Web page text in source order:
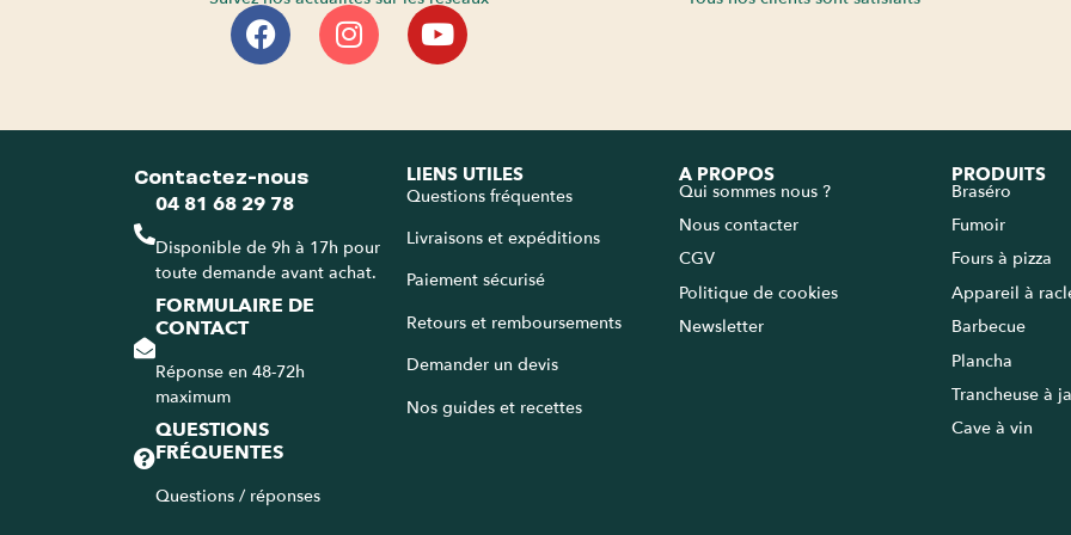
Contactez-nous
04 81 68 29 78
Disponible de 9h à 17h pour
toute demande avant achat.
FORMULAIRE DE
CONTACT
Réponse en 48-72h
maximum
QUESTIONS
FRÉQUENTES
Questions / réponses
LIENS UTILES
Questions fréquentes
Livraisons et expéditions
Paiement sécurisé
Retours et remboursements
Demander un devis
Nos guides et recettes
A PROPOS
Qui sommes nous ?
Nous contacter
CGV
Politique de cookies
Newsletter
PRODUITS
Braséro
Fumoir
Fours à pizza
Appareil à
Barbecue
Plancha
Trancheuse à
Cave à vin